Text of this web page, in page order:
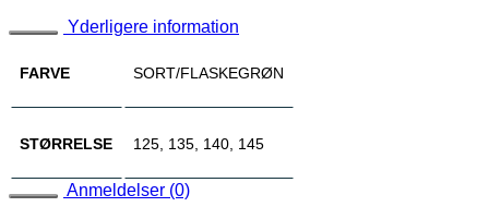
Yderligere information
FARVE SORT/FLASKEGRØN
STØRRELSE 125, 135, 140, 145
Anmeldelser (0)